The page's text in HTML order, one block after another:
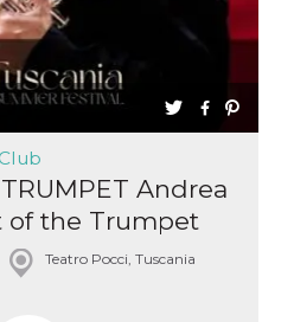
Andrea
of the Trumpet
Teatro Pocci, Tuscania